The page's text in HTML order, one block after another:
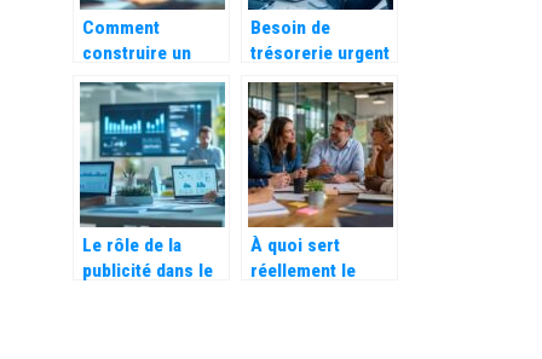
Comment
construire un
projet de création
d’entreprise
Besoin de
trésorerie urgent
en entreprise :
nos solutions
rapides de
financement
Le rôle de la
publicité dans le
À quoi sert
réellement le